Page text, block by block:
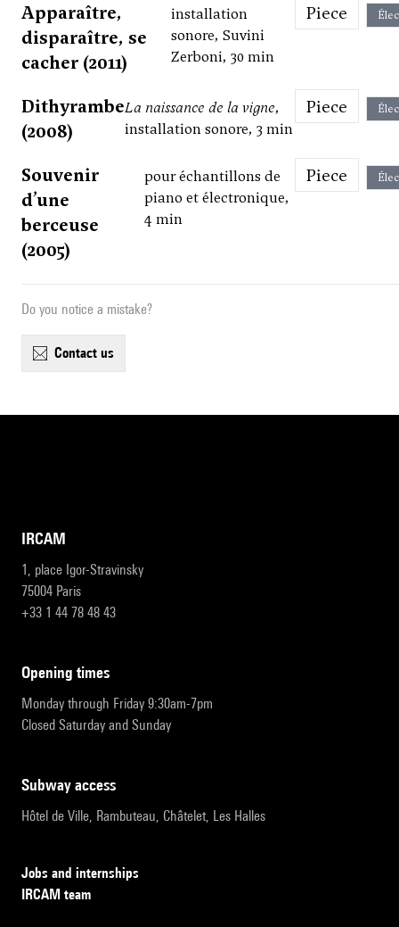
Apparaître,
disparaître, se
cacher (2011)
installation
sonore, Suvini
Zerboni, 30 min
Piece
Dithyrambe
(2008)
La naissance de la vigne,
installation sonore, 3 min
Piece
Souvenir
d’une
berceuse
(2005)
pour échantillons de
piano et électronique,
4 min
Piece
Do you notice a mistake?
contact us
IRCAM
1, place Igor-Stravinsky
75004 Paris
+33 1 44 78 48 43
opening times
Monday through Friday 9:30am-7pm
Closed Saturday and Sunday
subway access
Hôtel de Ville, Rambuteau, Châtelet, Les Halles
Jobs and internships
IRCAM team